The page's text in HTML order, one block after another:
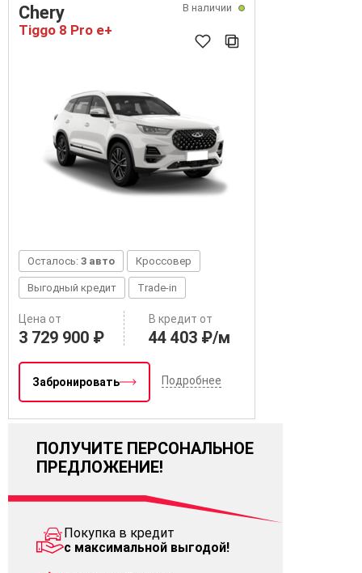
ПОЛУЧИТЕ ПЕРСОНАЛЬНОЕ
ПРЕДЛОЖЕНИЕ!
Покупка в кредит
с максимальной выгодой!
В наличии
Chery
Tiggo 8 Pro e+
Осталось: 3 авто Кроссовер
Выгодный кредит Trade-in
Цена от
3 729 900 ₽
В кредит от
44 403 ₽/м
Забронировать Подробнее